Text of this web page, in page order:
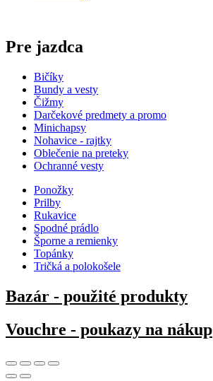
Pre jazdca
Bičíky
Bundy a vesty
Čižmy
Darčekové predmety a promo
Minichapsy
Nohavice - rajtky
Oblečenie na preteky
Ochranné vesty
Ponožky
Prilby
Rukavice
Spodné prádlo
Šporne a remienky
Topánky
Tričká a polokošele
Bazár - použité produkty
Vouchre - poukazy na nákup